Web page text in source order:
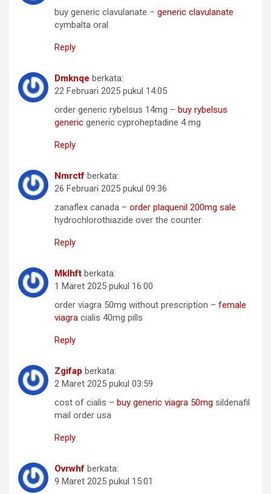
buy generic clavulanate – generic clavulanate
cymbalta oral
Reply
Dmknqe berkata:
22 Februari 2025 pukul 14:05
order generic rybelsus 14mg – buy rybelsus
generic generic cyproheptadine 4 mg
Reply
Nmrctf berkata:
26 Februari 2025 pukul 09:36
zanaflex canada – order plaquenil 200mg sale
hydrochlorothiazide over the counter
Reply
Mklhft berkata:
1 Maret 2025 pukul 16:00
order viagra 50mg without prescription – female
viagra cialis 40mg pills
Reply
Zgifap berkata:
2 Maret 2025 pukul 03:59
cost of cialis – buy generic viagra 50mg sildenafil
mail order usa
Reply
Ovrwhf berkata:
9 Maret 2025 pukul 15:01